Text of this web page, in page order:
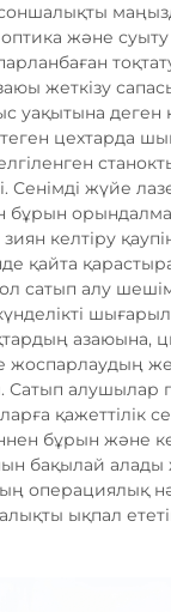
және суыту
жеткізу
уақытына деген
цехтарда
Сенімді жүйе
бұрын
келтіру
қайта
сатып алу
азаюына,
жоспарлаудың
Сатып алушылар
қажеттілік
бұрын және
бақылай алады
операциялық
ықпал